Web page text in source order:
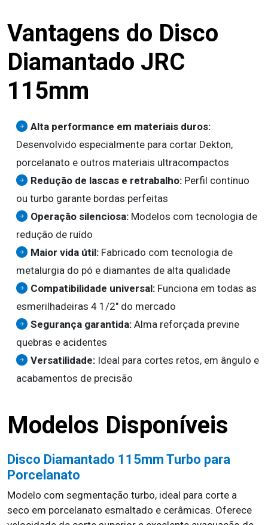
Vantagens do Disco
Diamantado JRC
115mm
Alta performance em materiais duros:
Desenvolvido especialmente para cortar Dekton,
porcelanato e outros materiais ultracompactos
Redução de lascas e retrabalho: Perfil contínuo
ou turbo garante bordas perfeitas
Operação silenciosa: Modelos com tecnologia de
redução de ruído
Maior vida útil: Fabricado com tecnologia de
metalurgia do pó e diamantes de alta qualidade
Compatibilidade universal: Funciona em todas as
esmerilhadeiras 4 1/2" do mercado
Segurança garantida: Alma reforçada previne
quebras e acidentes
Versatilidade: Ideal para cortes retos, em ângulo e
acabamentos de precisão
Modelos Disponíveis
Disco Diamantado 115mm Turbo para
Porcelanato
Modelo com segmentação turbo, ideal para corte a
seco em porcelanato esmaltado e cerâmicas. Oferece